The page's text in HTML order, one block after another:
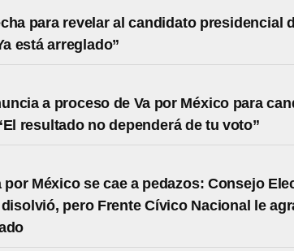
para revelar al candidato presidencial
está arreglado”
a proceso de Va por México para
resultado no dependerá de tu voto”
por México se cae a pedazos: Consejo
pero Frente Cívico Nacional le